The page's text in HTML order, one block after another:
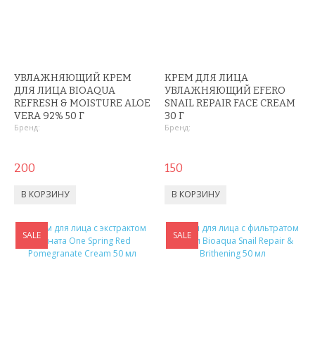
ШЛАНГИ XHOSE
БУТЫЛКИ ДЛЯ ВОДЫ
КОНДИЦИОНЕРЫ И ВЕНТИЛЯТОРЫ
УВЛАЖНЯЮЩИЙ КРЕМ
ДЛЯ ЛИЦА BIOAQUA
REFRESH & MOISTURE ALOE
VERA 92% 50 Г
Бренд:
200
КРЕМ ДЛЯ ЛИЦА
УВЛАЖНЯЮЩИЙ EFERO
SNAIL REPAIR FACE CREAM
30 Г
Бренд:
150
SALE SALE